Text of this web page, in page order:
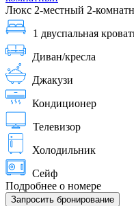
Люкс 2-местный 2-
1 двуспальная
Диван/кресла
Джакузи
Кондиционер
Телевизор
Холодильник
Сейф
Подробнее о номере
Запросить бронирование